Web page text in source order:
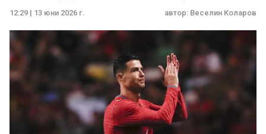
12:29 | 13 юни 2026 г. автор: Веселин Коларов